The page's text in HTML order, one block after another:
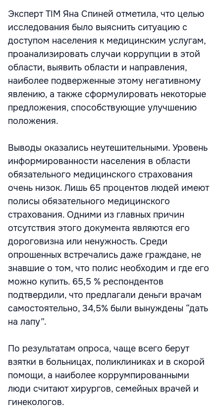
Эксперт TIM Яна Спиней отметила, что целью
исследования было выяснить ситуацию с
доступом населения к медицинским услугам,
проанализировать случаи коррупции в этой
области, выявить области и направления,
наиболее подверженные этому негативному
явлению, а также сформулировать некоторые
предложения, способствующие улучшению
положения.
Выводы оказались неутешительными. Уровень
информированности населения в области
обязательного медицинского страхования
очень низок. Лишь 65 процентов людей имеют
полисы обязательного медицинского
страхования. Одними из главных причин
отсутствия этого документа являются его
дороговизна или ненужность. Среди
опрошенных встречались даже граждане, не
знавшие о том, что полис необходим и где его
можно купить. 65,5 % респондентов
подтвердили, что предлагали деньги врачам
самостоятельно, 34,5% были вынуждены “дать
на лапу”.
По результатам опроса, чаще всего берут
взятки в больницах, поликлиниках и в скорой
помощи, а наиболее коррумпированными
люди считают хирургов, семейных врачей и
гинекологов.